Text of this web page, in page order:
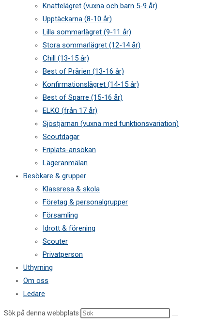
Knattelägret (vuxna och barn 5-9 år)
Upptäckarna (8-10 år)
Lilla sommarlägret (9-11 år)
Stora sommarlägret (12-14 år)
Chill (13-15 år)
Best of Prärien (13-16 år)
Konfirmationslägret (14-15 år)
Best of Sparre (15-16 år)
ELKO (från 17 år)
Sjöstjärnan (vuxna med funktionsvariation)
Scoutdagar
Friplats-ansökan
Lägeranmälan
Besökare & grupper
Klassresa & skola
Företag & personalgrupper
Församling
Idrott & förening
Scouter
Privatperson
Uthyrning
Om oss
Ledare
Sök på denna webbplats